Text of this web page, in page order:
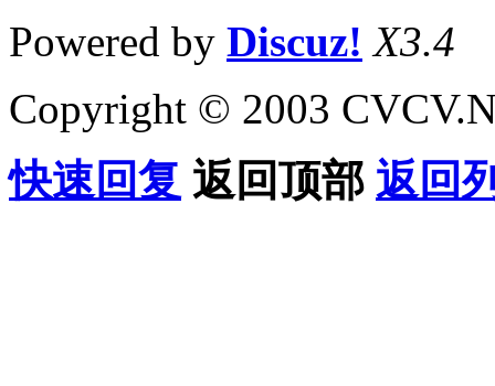
Powered by Discuz! X3.4
Copyright © 2003
快速回复 返回顶部 返回